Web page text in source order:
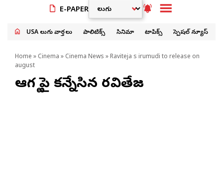
E-PAPER
USA తెలుగు వార్తలు పాలిటిక్స్ సినిమా టాపిక్స్ స్పెషల్ న్యూస్
Home » Cinema » Cinema News » Raviteja s irumudi to release on
august
ఆగ‌స్ట్ పై క‌న్నేసిన రవితేజ